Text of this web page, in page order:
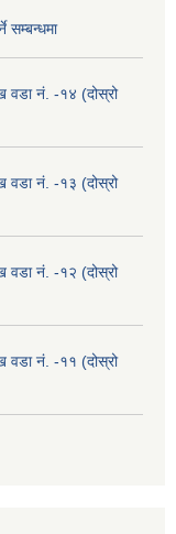
सम्बन्धमा
वडा नं. -१४ (दोस्रो
वडा नं. -१३ (दोस्रो
वडा नं. -१२ (दोस्रो
वडा नं. -११ (दोस्रो